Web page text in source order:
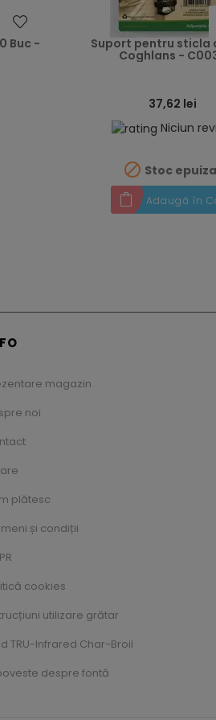
heart
Buc - Suport pentru sticla
Coghlans -
37,62 lei
Niciun
 Stoc
Adaugă în
magazin
noi
plătesc
și condiții
cookies
utilizare grătar
TRU-Infrared Char-Broil
despre fontă